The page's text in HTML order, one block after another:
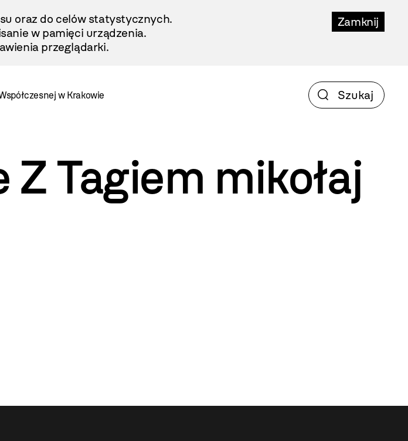
Zamknij
oraz do celów statystycznych.
w pamięci urządzenia.
przeglądarki.
w Krakowie
Z Tagiem mikołaj